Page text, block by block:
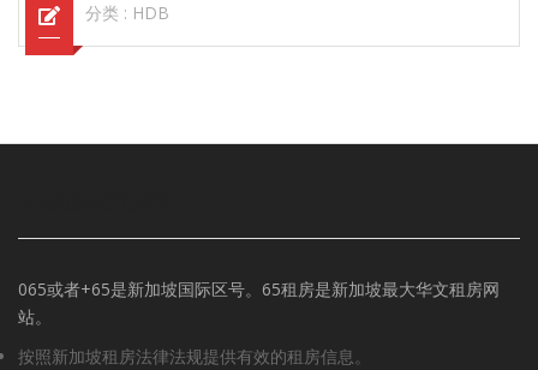
分类 : HDB
065或者+65是新加坡国际区号。65租房是新加坡最大华文租房网
站。
按照新加坡租房法律法规提供有效的租房信息。